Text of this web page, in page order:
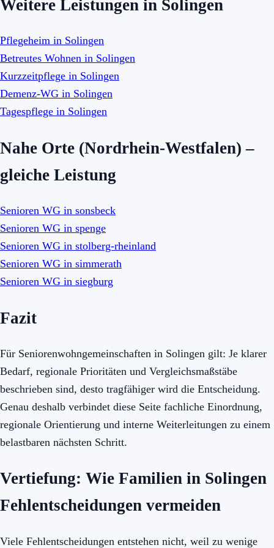
Weitere Leistungen in Solingen
Pflegeheim in Solingen
Betreutes Wohnen in Solingen
Kurzzeitpflege in Solingen
Demenz-WG in Solingen
Tagespflege in Solingen
Nahe Orte (Nordrhein-Westfalen) –
gleiche Leistung
Senioren WG in sonsbeck
Senioren WG in spenge
Senioren WG in stolberg-rheinland
Senioren WG in simmerath
Senioren WG in siegburg
Fazit
Für Seniorenwohngemeinschaften in Solingen gilt: Je klarer
Bedarf, regionale Prioritäten und Vergleichsmaßstäbe
beschrieben sind, desto tragfähiger wird die Entscheidung.
Genau deshalb verbindet diese Seite fachliche Einordnung,
regionale Orientierung und interne Weiterleitungen zu einem
belastbaren nächsten Schritt.
Vertiefung: Wie Familien in Solingen
Fehlentscheidungen vermeiden
Viele Fehlentscheidungen entstehen nicht, weil zu wenige